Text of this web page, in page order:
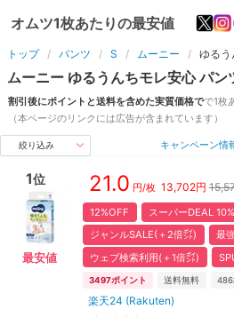
オムツ1枚あたりの最安値
トップ パンツ S ムーニー ゆるう
ムーニー ゆるうんちモレ安心 パン
割引後にポイントと送料を含めた実質価格でで1枚
（本ページのリンクには広告が含まれています）
絞り込み キャンペーン情
1位
最安値
21.0 円/枚 13,702円
12%OFF スーパーDEAL
ジャンルSALE(＋2倍㌽)
最
ウェブ検索利用(＋1倍㌽)
3497ポイント 送料無料 486
楽天24 (Rakuten)